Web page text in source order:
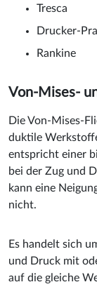
Tresca
Drucker-
Rankine
Von-Mises-
Die Von-Mises-
duktile
entspricht einer
bei der Zug und
kann eine
nicht.
Es handelt sich
und Druck mit
auf die gleiche